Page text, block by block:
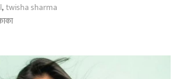
,twisha sharma